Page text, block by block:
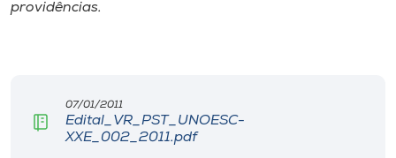
Editora
providências.
07/01/2011
Edital_VR_PST_UNOESC-
XXE_002_2011.pdf